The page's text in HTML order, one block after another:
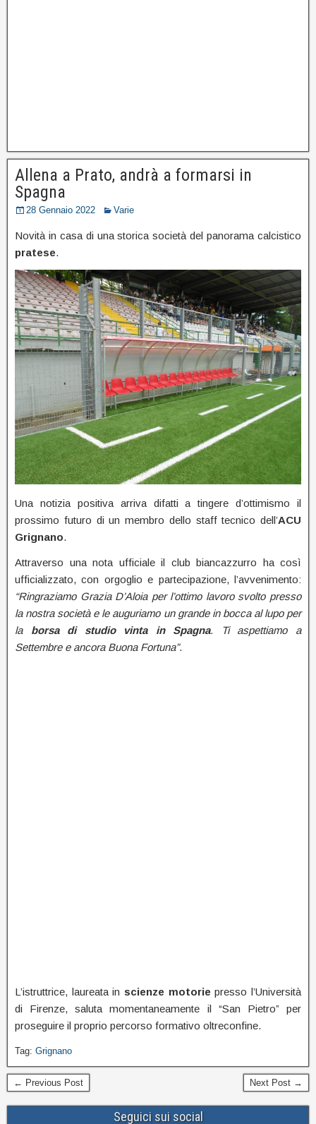
Allena a Prato, andrà a formarsi in
Spagna
28 Gennaio 2022 Varie
Novità in casa di una storica società del panorama calcistico
pratese.
Una notizia positiva arriva difatti a tingere d’ottimismo il
prossimo futuro di un membro dello staff tecnico dell’ACU
Grignano.
Attraverso una nota ufficiale il club biancazzurro ha così
ufficializzato, con orgoglio e partecipazione, l’avvenimento:
“Ringraziamo Grazia D’Aloia per l’ottimo lavoro svolto presso
la nostra società e le auguriamo un grande in bocca al lupo per
la borsa di studio vinta in Spagna. Ti aspettiamo a
Settembre e ancora Buona Fortuna”.
L’istruttrice, laureata in scienze motorie presso l’Università
di Firenze, saluta momentaneamente il “San Pietro” per
proseguire il proprio percorso formativo oltreconfine.
Tag: Grignano
← Previous Post Next Post →
Seguici sui social